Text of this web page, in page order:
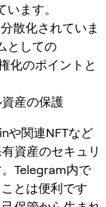
ます。
散化されていま
としての
化のポイントと
産の保護
や関連NFTなど
資産のセキュリ
Telegram内で
とは便利です